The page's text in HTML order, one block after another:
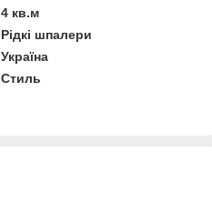
4 кв.м
Рідкі шпалери
Україна
Стиль